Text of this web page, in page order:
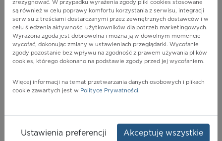
POKAŻ FILTRY
Pharmindex
zrezygnować. W przypadku wyrażenia zgody pliki cookies stosowane
są również w celu poprawy komfortu korzystania z serwisu, integracji
serwisu z treściami dostarczanymi przez zewnętrznych dostawców i w
celu śledzenia aktywności użytkowników dla potrzeb marketingowych.
Wyrażona zgoda jest dobrowolna i można ją w dowolnym momencie
wycofać, dokonując zmiany w ustawieniach przeglądarki. Wycofanie
zgody pozostanie bez wpływu na zgodność z prawem używania plików
cookies, którego dokonano na podstawie zgody przed jej wycofaniem.
Więcej informacji na temat przetwarzania danych osobowych i plikach
cookie zawartych jest w Polityce Prywatności.
Ustawienia preferencji Akceptuję wszystkie